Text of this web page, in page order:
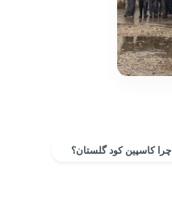
چرا کاسپین کود گلستان؟